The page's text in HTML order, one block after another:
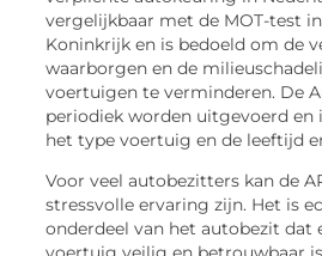
vergelijkbaar met de MOT-test
Koninkrijk en is bedoeld om de
waarborgen en de
voertuigen te verminderen. De
periodiek worden uitgevoerd en
het type voertuig en de leeftijd
Voor veel autobezitters kan de
stressvolle ervaring zijn. Het is
onderdeel van het autobezit dat
voertuig veilig en betrouwbaar